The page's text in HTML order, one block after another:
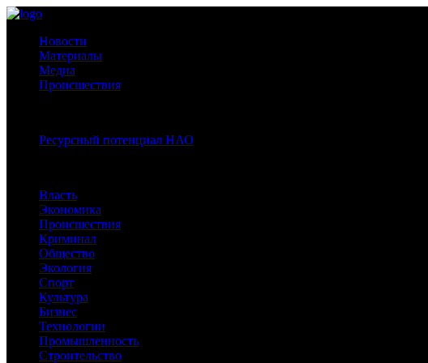
Новости
Материалы
Медиа
Происшествия
Ресурсный потенциал НАО
Власть
Экономика
Происшествия
Криминал
Общество
Экология
Спорт
Культура
Бизнес
Технологии
Промышленность
Строительство